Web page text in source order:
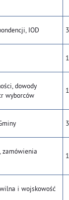
IOD
dowody
wyborców
zamówienia
i wojskowość